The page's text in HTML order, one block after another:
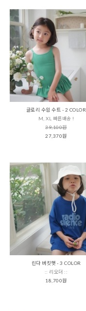
글로리 수읨 수트 - 2 COLOR
M, XL 빠른배송 !
39,100원
27,370원
린다 버킷햇 - 3 COLOR
:: 리오더 ::
18,700원